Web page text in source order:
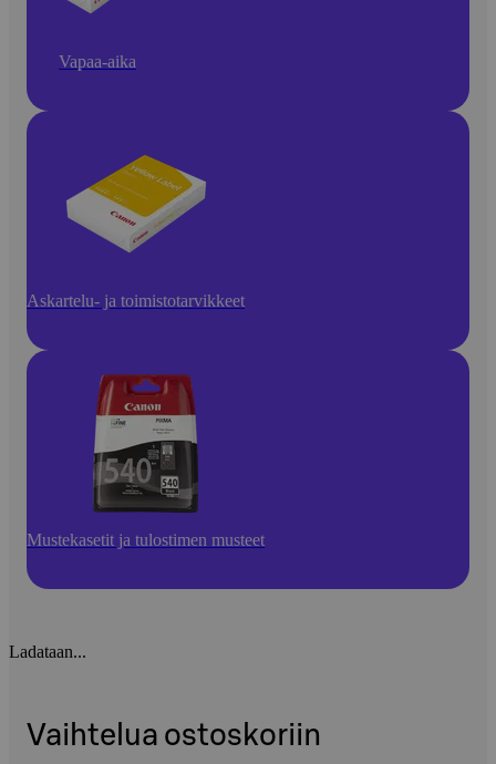
Vapaa-aika
Askartelu- ja toimistotarvikkeet
Mustekasetit ja tulostimen musteet
Ladataan...
Vaihtelua ostoskoriin